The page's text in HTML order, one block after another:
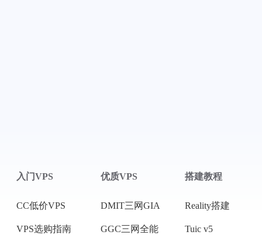
入门VPS
CC低价VPS
VPS选购指南
优质VPS
DMIT三网GIA
GGC三网全能
搭建教程
Reality搭建
Tuic v5